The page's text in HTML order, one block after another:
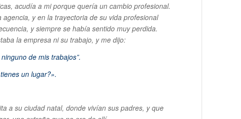
acudía a mi porque quería un cambio profesional.
y en la trayectoria de su vida profesional
y siempre se había sentido muy perdida.
la empresa ni su trabajo, y me dijo:
de mis trabajos”.
un lugar?».
a su ciudad natal, donde vivían sus padres, y que